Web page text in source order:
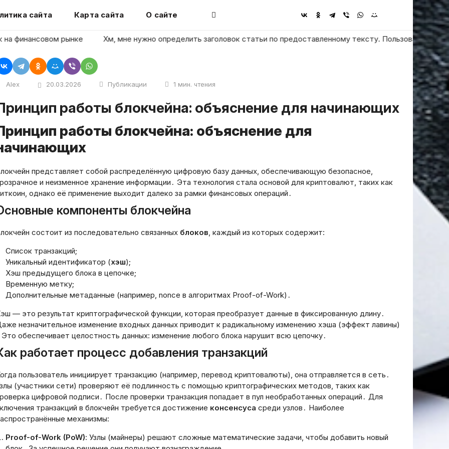
сайта Карта сайта О сайте
рынке Хм, мне нужно определить заголовок статьи по предоставленному тексту. Пользователь
Alex 20.03.2026 Публикации 1 мин. чтения
Принцип работы блокчейна: объяснение для начинающих
работы блокчейна: объяснение для
представляет собой распределённую цифровую базу данных, обеспечивающую безопасное,
и неизменное хранение информации․ Эта технология стала основой для криптовалют, таких как
однако её применение выходит далеко за рамки финансовых операций․
компоненты блокчейна
состоит из последовательно связанных блоков, каждый из которых содержит:
Список транзакций;
Уникальный идентификатор (хэш);
Хэш предыдущего блока в цепочке;
Временную метку;
Дополнительные метаданные (например, nonce в алгоритмах Proof-of-Work)․
— это результат криптографической функции, которая преобразует данные в фиксированную длину․
незначительное изменение входных данных приводит к радикальному изменению хэша (эффект лавины)
Это обеспечивает целостность данных: изменение любого блока нарушит всю цепочку․
работает процесс добавления транзакций
пользователь инициирует транзакцию (например, перевод криптовалюты), она отправляется в сеть․
(участники сети) проверяют её подлинность с помощью криптографических методов, таких как
цифровой подписи․ После проверки транзакция попадает в пул необработанных операций․ Для
транзакций в блокчейн требуется достижение консенсуса среди узлов․ Наиболее
механизмы:
Proof-of-Work (PoW): Узлы (майнеры) решают сложные математические задачи, чтобы добавить новый